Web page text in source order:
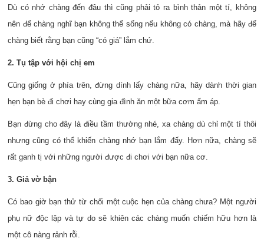
Dù có nhớ chàng đến đâu thì cũng phải tỏ ra bình thản một tí, không
nên để chàng nghĩ bạn không thể sống nếu không có chàng, mà hãy để
chàng biết rằng bạn cũng “có giá” lắm chứ.
2. Tụ tập với hội chị em
Cũng giống ở phía trên, đừng dính lấy chàng nữa, hãy dành thời gian
hẹn bạn bè đi chơi hay cùng gia đình ăn một bữa cơm ấm áp.
Bạn đừng cho đây là điều tầm thường nhé, xa chàng dù chỉ một tí thôi
nhưng cũng có thể khiến chàng nhớ bạn lắm đấy. Hơn nữa, chàng sẽ
rất ganh tị với những người được đi chơi với bạn nữa cơ.
3. Giả vờ bận
Có bao giờ bạn thử từ chối một cuộc hẹn của chàng chưa? Một người
phụ nữ độc lập và tự do sẽ khiên các chàng muốn chiếm hữu hơn là
một cô nàng rảnh rỗi.